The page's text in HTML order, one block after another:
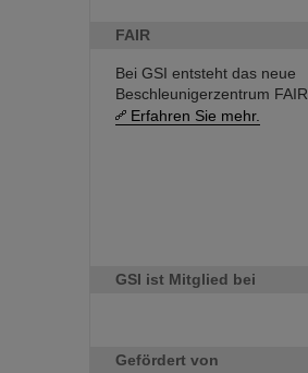
FAIR
Bei GSI entsteht das neue
Beschleunigerzentrum FAIR.
Erfahren Sie mehr.
GSI ist Mitglied bei
Gefördert von